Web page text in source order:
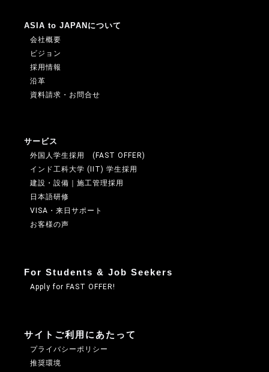
ASIA to JAPANについて
会社概要
ビジョン
採用情報
沿革
資料請求・お問合せ
サービス
外国人学生採用 (FAST OFFER)
インド工科大学 (IIT) 学生採用
建設・設備｜施工管理採用
日本語研修
VISA・来日サポート
お客様の声
For Students & Job Seekers
Apply for FAST OFFER!
サイトご利用にあたって
プライバシーポリシー
推奨環境